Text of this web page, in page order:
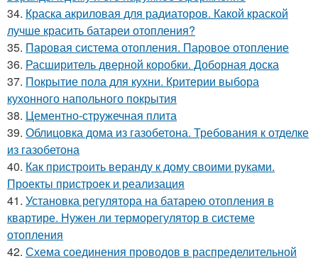
34. Краска акриловая для радиаторов. Какой краской
лучше красить батареи отопления?
35. Паровая система отопления. Паровое отопление
36. Расширитель дверной коробки. Доборная доска
37. Покрытие пола для кухни. Критерии выбора
кухонного напольного покрытия
38. Цементно-стружечная плита
39. Облицовка дома из газобетона. Требования к отделке
из газобетона
40. Как пристроить веранду к дому своими руками.
Проекты пристроек и реализация
41. Установка регулятора на батарею отопления в
квартире. Нужен ли терморегулятор в системе
отопления
42. Схема соединения проводов в распределительной